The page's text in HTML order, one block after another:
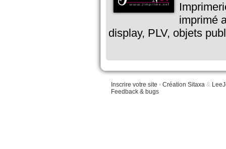
imprimé
display, PLV, objets
Inscrire votre site • Création Sitaxa &
Feedback & bugs